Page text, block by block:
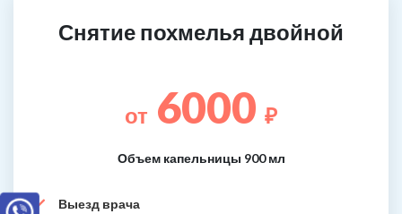
Снятие похмелья двойной
от 6000 ₽
Объем капельницы 900 мл
Выезд врача